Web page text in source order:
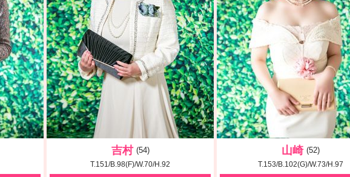
吉村 (54)
T.151/B.98(F)/W.70/H.92
山崎 (52)
T.153/B.102(G)/W.73/H.97